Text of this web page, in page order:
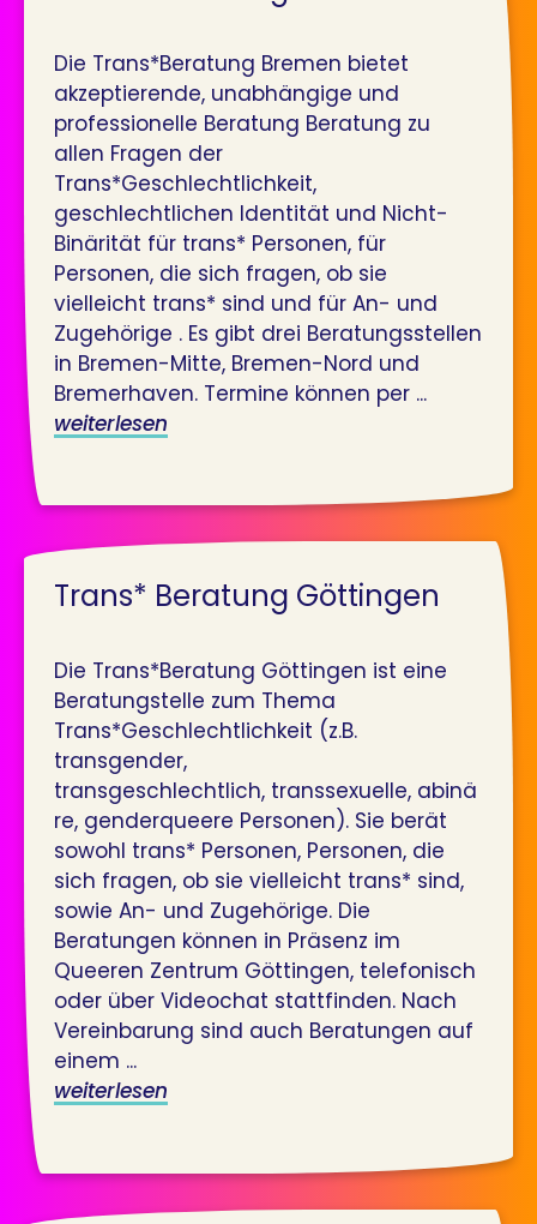
Die Trans*Beratung Bremen bietet
akzeptierende, unabhängige und
professionelle Beratung Beratung zu
allen Fragen der
Trans*Geschlechtlichkeit,
geschlechtlichen Identität und Nicht-
Binärität für trans* Personen, für
Personen, die sich fragen, ob sie
vielleicht trans* sind und für An- und
Zugehörige . Es gibt drei Beratungsstellen
in Bremen-Mitte, Bremen-Nord und
Bremerhaven. Termine können per ...
weiterlesen
Trans* Beratung Göttingen
Die Trans*Beratung Göttingen ist eine
Beratungstelle zum Thema
Trans*Geschlechtlichkeit (z.B.
transgender,
transgeschlechtlich, transsexuelle, abinä
re, genderqueere Personen). Sie berät
sowohl trans* Personen, Personen, die
sich fragen, ob sie vielleicht trans* sind,
sowie An- und Zugehörige. Die
Beratungen können in Präsenz im
Queeren Zentrum Göttingen, telefonisch
oder über Videochat stattfinden. Nach
Vereinbarung sind auch Beratungen auf
einem ...
weiterlesen